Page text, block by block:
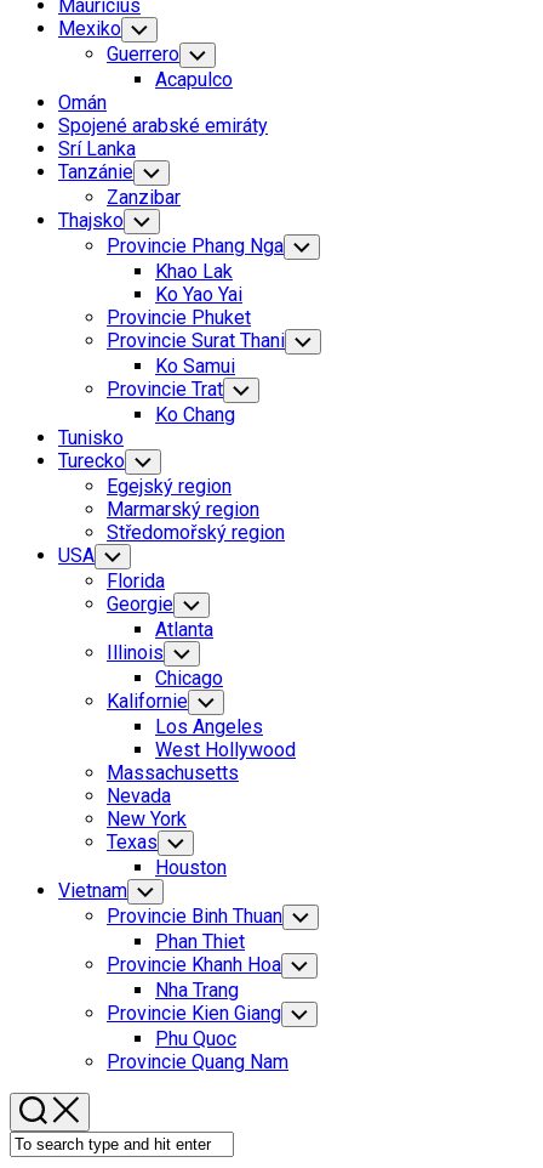
Mauricius
Mexiko Toggle
Child
Menu
Guerrero Toggle
Child
Menu
Acapulco
Omán
Spojené arabské emiráty
Srí Lanka
Tanzánie Toggle
Child
Menu
Zanzibar
Thajsko Toggle
Child
Menu
Provincie Phang Nga Toggle
Child
Khao Lak
Ko Yao Yai
Provincie Phuket
Provincie Surat Thani Toggle
Child
Ko Samui
Provincie Trat Toggle
Child
Menu
Ko Chang
Tunisko
Turecko Toggle
Child
Menu
Egejský region
Marmarský region
Středomořský region
USA Toggle
Child
Menu
Florida
Georgie Toggle
Child
Menu
Atlanta
Illinois Toggle
Child
Menu
Chicago
Kalifornie Toggle
Child
Menu
Los Angeles
West Hollywood
Massachusetts
Nevada
New York
Texas Toggle
Child
Menu
Houston
Vietnam Toggle
Child
Menu
Provincie Binh Thuan Toggle
Child
Menu
Phan Thiet
Provincie Khanh Hoa Toggle
Child
Menu
Nha Trang
Provincie Kien Giang Toggle
Child
Phu Quoc
Provincie Quang Nam